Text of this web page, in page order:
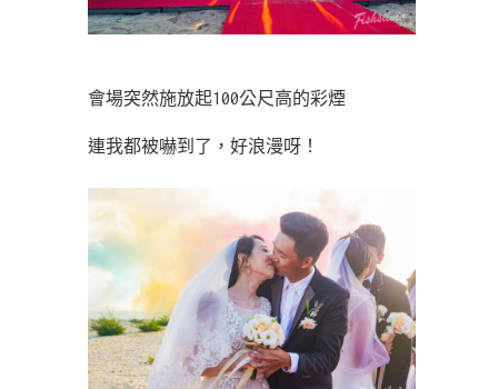
會場突然施放起100公尺高的彩煙
連我都被嚇到了，好浪漫呀！